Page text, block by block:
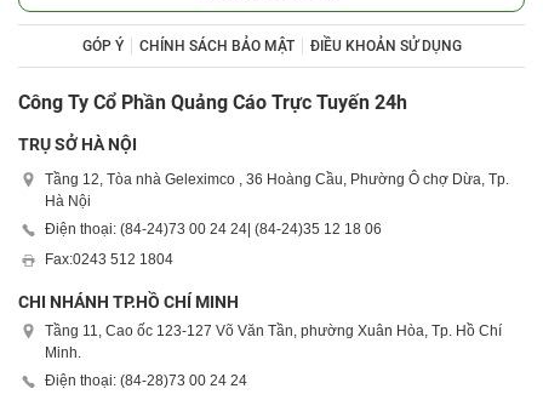
GÓP Ý CHÍNH SÁCH BẢO MẬT ĐIỀU KHOẢN SỬ DỤNG
Công Ty Cổ Phần Quảng Cáo Trực Tuyến 24h
TRỤ SỞ HÀ NỘI
Tầng 12, Tòa nhà Geleximco , 36 Hoàng Cầu, Phường Ô chợ Dừa, Tp.
Hà Nội
Điện thoại: (84-24)73 00 24 24 | (84-24)35 12 18 06
Fax:0243 512 1804
CHI NHÁNH TP.HỒ CHÍ MINH
Tầng 11, Cao ốc 123-127 Võ Văn Tần, phường Xuân Hòa, Tp. Hồ Chí
Minh.
Điện thoại: (84-28)73 00 24 24